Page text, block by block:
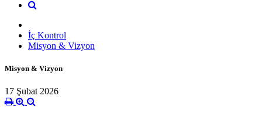
İç Kontrol
Misyon & Vizyon
Misyon & Vizyon
17 Şubat 2026